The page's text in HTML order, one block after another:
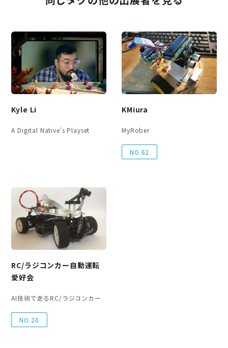
Kyle Li
A Digital Native's Playset
KMiura
MyRober
NO.62
RC/ラジコンカー自動運転
愛好会
AI技術で走るRC/ラジコンカー
NO.20